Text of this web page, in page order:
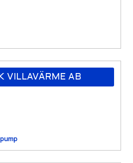
VILLAVÄRME AB